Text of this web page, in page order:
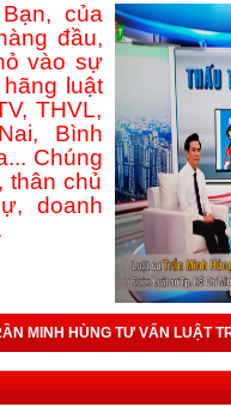
của
đầu,
vào sự
luật
THVL,
Bình
Chúng
thân chủ
doanh
MINH HÙNG TƯ VẤN LUẬT